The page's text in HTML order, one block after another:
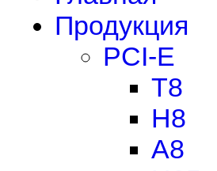
Продукция
PCI-E
T8
H8
A8